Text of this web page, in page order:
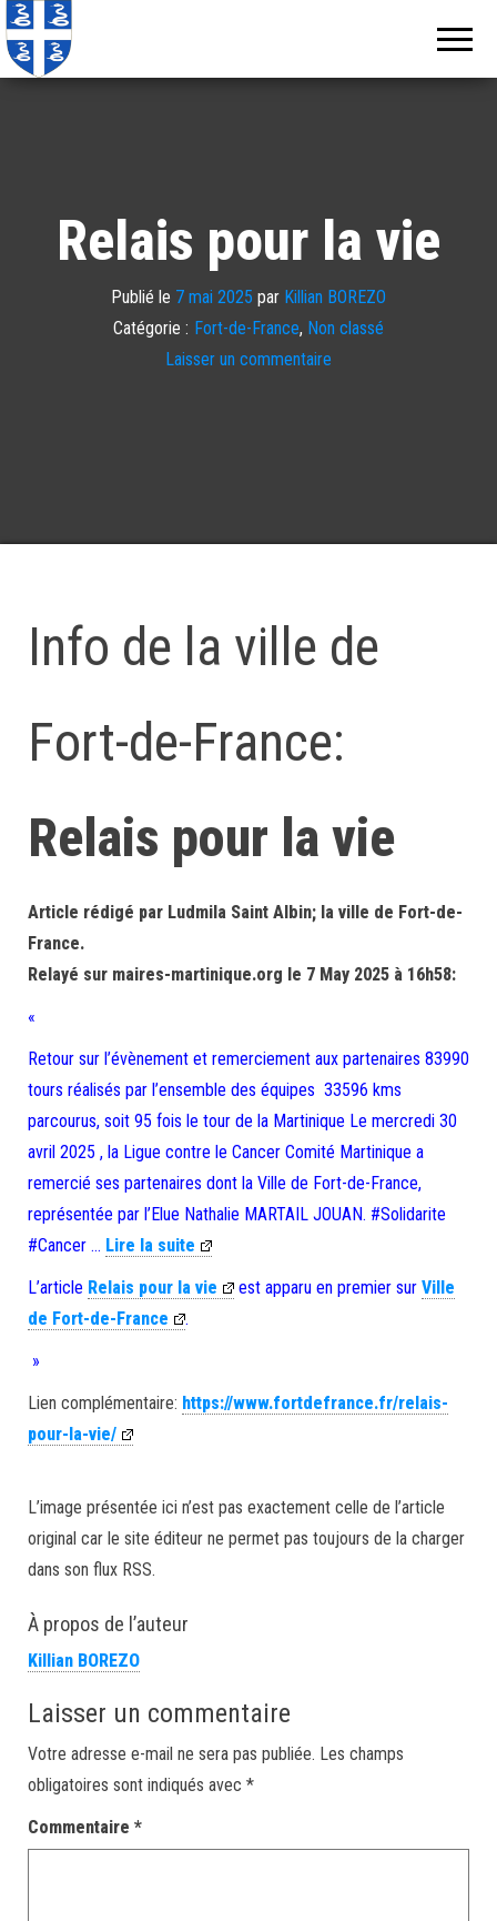
Relais pour la vie
Publié le 7 mai 2025 par Killian BOREZO
Catégorie : Fort-de-France, Non classé
Laisser un commentaire
Info de la ville de
Fort-de-France:
Relais pour la vie
Article rédigé par Ludmila Saint Albin; la ville de Fort-de-
France.
Relayé sur maires-martinique.org le 7 May 2025 à 16h58:
«
Retour sur l’évènement et remerciement aux partenaires 83990
tours réalisés par l’ensemble des équipes 33596 kms
parcourus, soit 95 fois le tour de la Martinique Le mercredi 30
avril 2025 , la Ligue contre le Cancer Comité Martinique a
remercié ses partenaires dont la Ville de Fort-de-France,
représentée par l’Elue Nathalie MARTAIL JOUAN. #Solidarite
#Cancer … Lire la suite
L’article Relais pour la vie est apparu en premier sur Ville
de Fort-de-France
.
»
Lien complémentaire: https://www.fortdefrance.fr/relais-
pour-la-vie/
L’image présentée ici n’est pas exactement celle de l’article
original car le site éditeur ne permet pas toujours de la charger
dans son flux RSS.
À propos de l’auteur
Killian BOREZO
Laisser un commentaire
Votre adresse e-mail ne sera pas publiée. Les champs
obligatoires sont indiqués avec *
Commentaire *